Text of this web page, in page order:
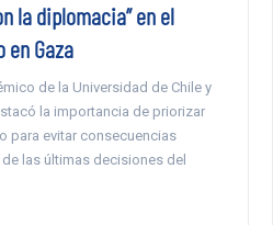
la diplomacia” en el
Gaza
de la Universidad de Chile y
la importancia de priorizar
para evitar consecuencias
las últimas decisiones del